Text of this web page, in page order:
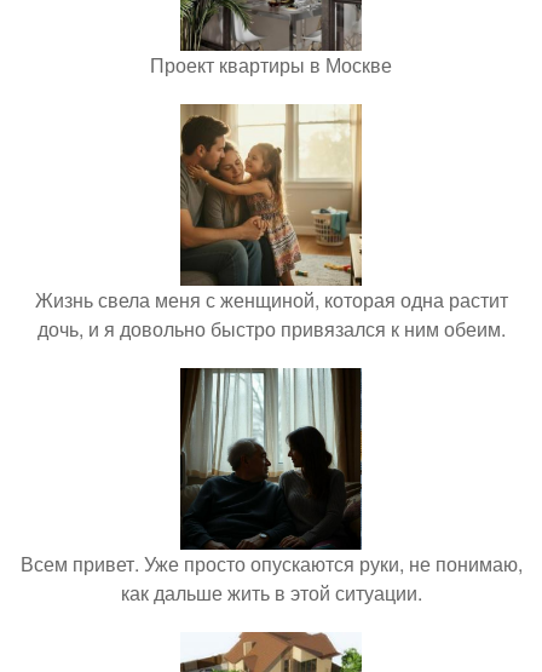
Проект квартиры в Москве
Жизнь свела меня с женщиной, которая одна растит
дочь, и я довольно быстро привязался к ним обеим.
Всем привет. Уже просто опускаются руки, не понимаю,
как дальше жить в этой ситуации.